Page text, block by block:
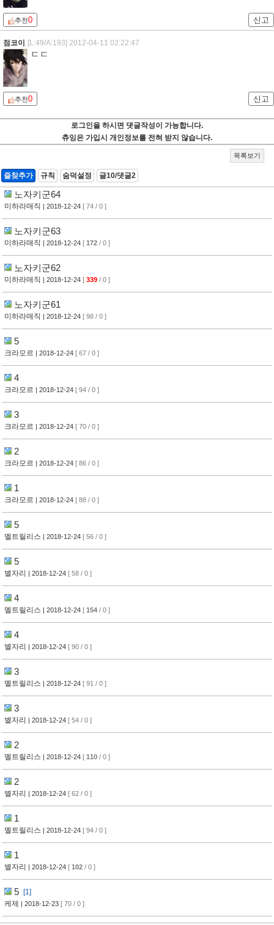
추천0 신고
점코이 [L:49/A:193] 2012-04-11 02:22:47
ㄷㄷ
추천0 신고
로그인을 하시면 댓글작성이 가능합니다.
츄잉은 가입시 개인정보를 전혀 받지 않습니다.
목록보기
즐찾추가 규칙 숨덕설정 글10/댓글2
노자키군64
미하라매직 | 2018-12-24 [ 74 / 0 ]
노자키군63
미하라매직 | 2018-12-24 [ 172 / 0 ]
노자키군62
미하라매직 | 2018-12-24 [ 339 / 0 ]
노자키군61
미하라매직 | 2018-12-24 [ 98 / 0 ]
5
크라모르 | 2018-12-24 [ 67 / 0 ]
4
크라모르 | 2018-12-24 [ 94 / 0 ]
3
크라모르 | 2018-12-24 [ 70 / 0 ]
2
크라모르 | 2018-12-24 [ 86 / 0 ]
1
크라모르 | 2018-12-24 [ 88 / 0 ]
5
멜트릴리스 | 2018-12-24 [ 56 / 0 ]
5
별자리 | 2018-12-24 [ 58 / 0 ]
4
멜트릴리스 | 2018-12-24 [ 154 / 0 ]
4
별자리 | 2018-12-24 [ 90 / 0 ]
3
멜트릴리스 | 2018-12-24 [ 91 / 0 ]
3
별자리 | 2018-12-24 [ 54 / 0 ]
2
멜트릴리스 | 2018-12-24 [ 110 / 0 ]
2
별자리 | 2018-12-24 [ 62 / 0 ]
1
멜트릴리스 | 2018-12-24 [ 94 / 0 ]
1
별자리 | 2018-12-24 [ 102 / 0 ]
5
[1]
케제
| 2018-12-23 [ 70 / 0 ]